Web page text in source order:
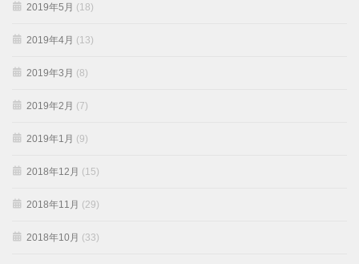
2019年5月 (18)
2019年4月 (13)
2019年3月 (8)
2019年2月 (7)
2019年1月 (9)
2018年12月 (15)
2018年11月 (29)
2018年10月 (33)